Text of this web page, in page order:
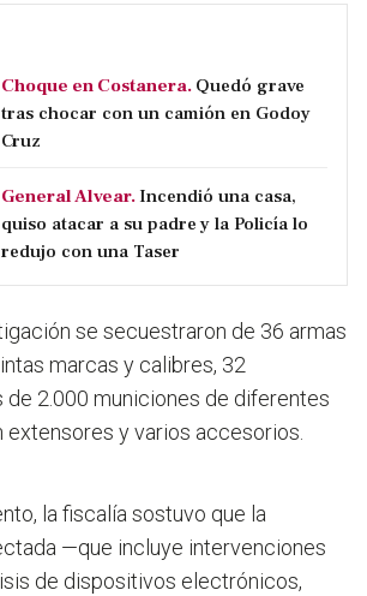
Choque en Costanera. Quedó grave
tras chocar con un camión en Godoy
Cruz
General Alvear. Incendió una casa,
quiso atacar a su padre y la Policía lo
redujo con una Taser
se secuestraron de 36 armas
marcas y calibres, 32
de 2.000 municiones de diferentes
extensores y varios accesorios.
la fiscalía sostuvo que la
—que incluye intervenciones
de dispositivos electrónicos,